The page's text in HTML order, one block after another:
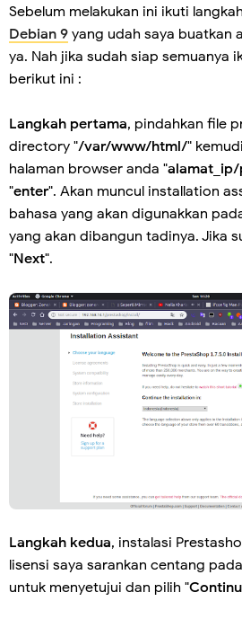
Sebelum melakukan ini ikuti langkah
Debian 9 yang udah saya buatkan
ya. Nah jika sudah siap semuanya
berikut ini :
Langkah pertama, pindahkan file
directory "/var/www/html/"
halaman browser anda "
"enter". Akan muncul installation
bahasa yang akan digunakkan
yang akan dibangun tadinya. Jika
"Next".
Langkah kedua, instalasi
lisensi saya sarankan centang
untuk menyetujui dan pilih "